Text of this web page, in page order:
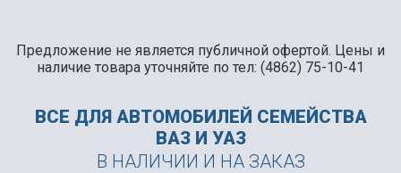
Предложение не является публичной офертой. Цены и
наличие товара уточняйте по тел: (4862) 75-10-41
ВСЕ ДЛЯ АВТОМОБИЛЕЙ СЕМЕЙСТВА
ВАЗ И УАЗ
В НАЛИЧИИ И НА ЗАКАЗ